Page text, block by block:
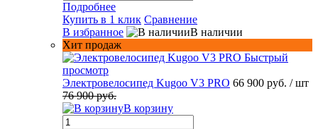
Подробнее
Купить в 1 клик Сравнение
В избранное
В наличии
Хит продаж
Быстрый
просмотр
Электровелосипед Kugoo V3 PRO 66 900 руб. / шт
76 900 руб.
В корзину